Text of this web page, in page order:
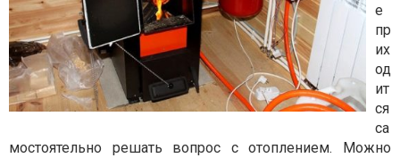
е
пр
их
од
ит
ся
са
мостоятельно решать вопрос с отоплением. Можно